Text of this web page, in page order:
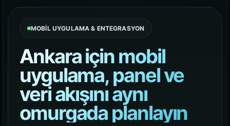
Müşteri Paneli
MOBİL UYGULAMA & ENTEGRASYON
Ankara için mobil
uygulama, panel ve
veri akışını aynı
omurgada planlayın